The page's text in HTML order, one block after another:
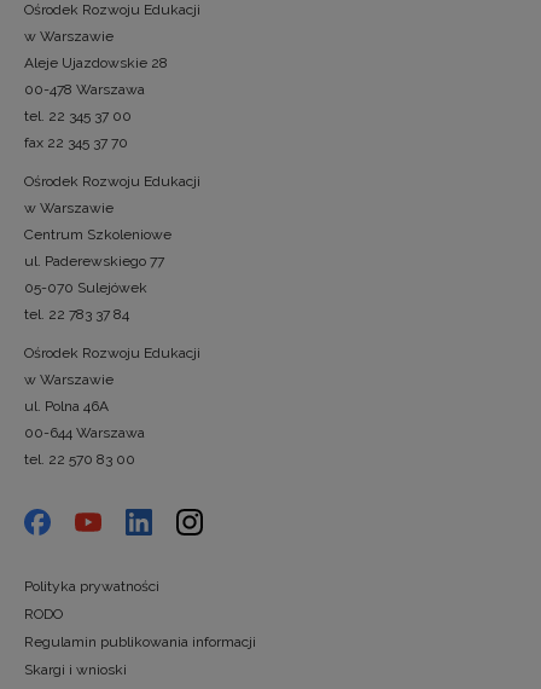
Ośrodek Rozwoju Edukacji
w Warszawie
Aleje Ujazdowskie 28
00-478 Warszawa
tel. 22 345 37 00
fax 22 345 37 70
Ośrodek Rozwoju Edukacji
w Warszawie
Centrum Szkoleniowe
ul. Paderewskiego 77
05-070 Sulejówek
tel. 22 783 37 84
Ośrodek Rozwoju Edukacji
w Warszawie
ul. Polna 46A
00-644 Warszawa
tel. 22 570 83 00
Polityka prywatności
RODO
Regulamin publikowania informacji
Skargi i wnioski